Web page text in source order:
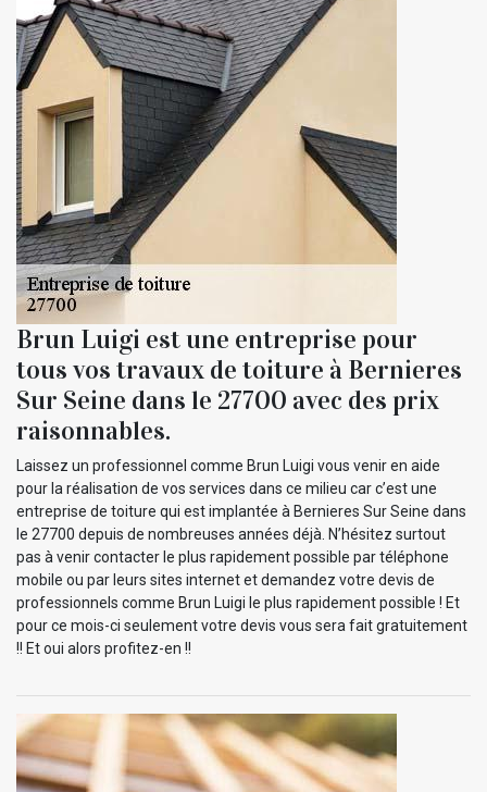
Brun Luigi est une entreprise pour
tous vos travaux de toiture à Bernieres
Sur Seine dans le 27700 avec des prix
raisonnables.
Laissez un professionnel comme Brun Luigi vous venir en aide
pour la réalisation de vos services dans ce milieu car c’est une
entreprise de toiture qui est implantée à Bernieres Sur Seine dans
le 27700 depuis de nombreuses années déjà. N’hésitez surtout
pas à venir contacter le plus rapidement possible par téléphone
mobile ou par leurs sites internet et demandez votre devis de
professionnels comme Brun Luigi le plus rapidement possible ! Et
pour ce mois-ci seulement votre devis vous sera fait gratuitement
!! Et oui alors profitez-en !!